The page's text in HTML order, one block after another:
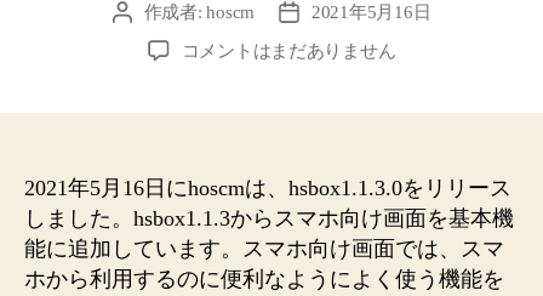
投
作成者:hoscm
投
稿
日
2021年5月16日
hsbox1.1.3.0
チ
リ
リ
ー
ス
コメントはまだありません
2021年5月16日にhoscmは、hsbox1.1.3.0をリリース
しました。hsbox1.1.3からスマホ向け画面を基本機
能に追加しています。スマホ向け画面では、スマ
ホから利用するのに便利なようによく使う機能を